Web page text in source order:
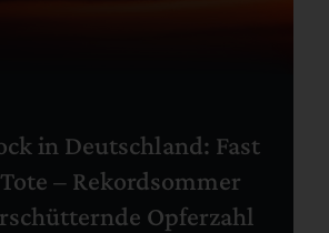
in Deutschland: Fast
– Rekordsommer
Opferzahl